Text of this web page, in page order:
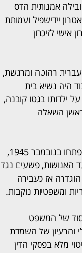
אמנותית הדס
יידישפיל ועמותת
אישי לזיכרון
רהוטה ומרגשת,
היה נשיא בית
ילדותו בגטו קובנה,
השאלה
במרכז הערב עמדה גם התבוננות היסטורית־משפטית במשפטי נירנברג עצמם, שנפתחו בנובמבר 1945,
נגד האנושות, פשעים נגד
אז כעבירה
ומשפטיות נוקבות.
של המשפט
והרעיון של השמדת
מלא בפסקי הדין